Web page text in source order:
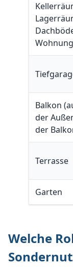
Balkon
der
der
Terrasse
Garten
Welche